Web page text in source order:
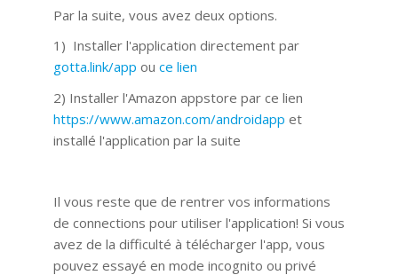
Par la suite, vous avez deux options.
1) Installer l'application directement par
gotta.link/app ou ce lien
2) Installer l'Amazon appstore par ce lien
https://www.amazon.com/androidapp et
installé l'application par la suite
Il vous reste que de rentrer vos informations
de connections pour utiliser l'application! Si vous
avez de la difficulté à télécharger l'app, vous
pouvez essayé en mode incognito ou privé